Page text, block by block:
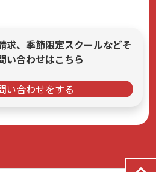
求、季節限定スクールなどそ
い合わせはこちら
い合わせをする